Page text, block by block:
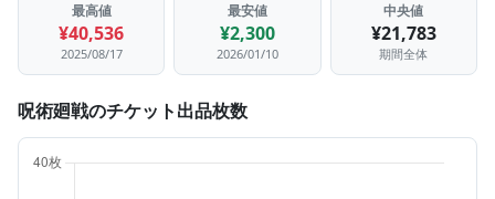
最高値
¥40,536
2025/08/17
最安値
¥2,300
2026/01/10
中央値
¥21,783
期間全体
呪術廻戦のチケット出品枚数